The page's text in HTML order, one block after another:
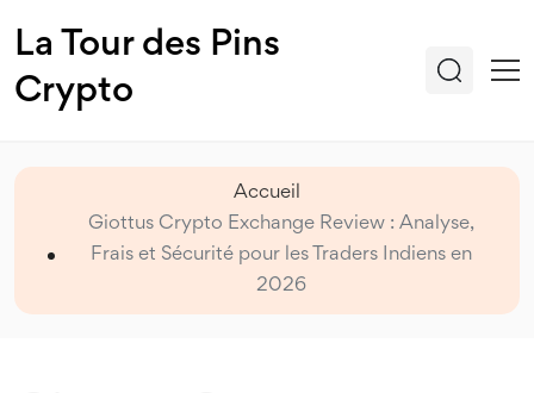
La Tour des Pins
Crypto
Accueil
Giottus Crypto Exchange Review : Analyse,
Frais et Sécurité pour les Traders Indiens en
2026